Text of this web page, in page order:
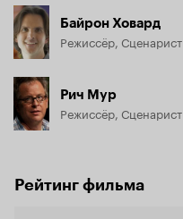
Байрон Ховард
Режиссёр, Сценарист
Рич Мур
Режиссёр, Сценарист
Рейтинг фильма